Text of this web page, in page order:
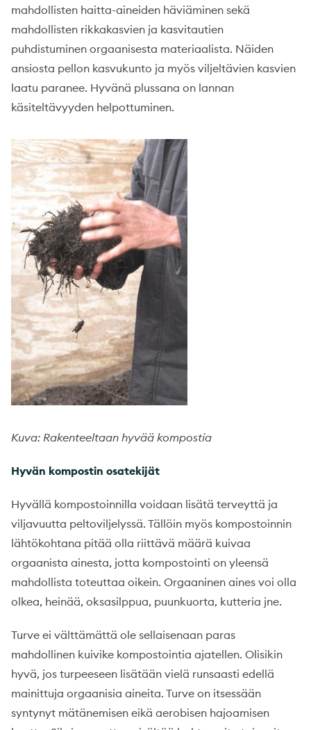
mahdollisten haitta-aineiden häviäminen sekä
mahdollisten rikkakasvien ja kasvitautien
puhdistuminen orgaanisesta materiaalista. Näiden
ansiosta pellon kasvukunto ja myös viljeltävien kasvien
laatu paranee. Hyvänä plussana on lannan
käsiteltävyyden helpottuminen.
Kuva: Rakenteeltaan hyvää kompostia
Hyvän kompostin osatekijät
Hyvällä kompostoinnilla voidaan lisätä terveyttä ja
viljavuutta peltoviljelyssä. Tällöin myös kompostoinnin
lähtökohtana pitää olla riittävä määrä kuivaa
orgaanista ainesta, jotta kompostointi on yleensä
mahdollista toteuttaa oikein. Orgaaninen aines voi olla
olkea, heinää, oksasilppua, puunkuorta, kutteria jne.
Turve ei välttämättä ole sellaisenaan paras
mahdollinen kuivike kompostointia ajatellen. Olisikin
hyvä, jos turpeeseen lisätään vielä runsaasti edellä
mainittuja orgaanisia aineita. Turve on itsessään
syntynyt mätänemisen eikä aerobisen hajoamisen